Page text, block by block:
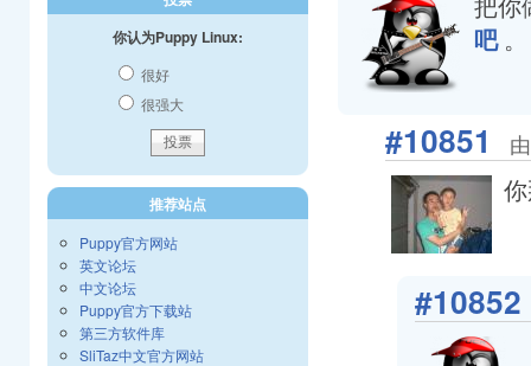
吧。
#10851
#10852
你认为Puppy Linux:
很好
很强大
推荐站点
Puppy官方网站
英文论坛
中文论坛
Puppy官方下载站
第三方软件库
SliTaz中文官方网站